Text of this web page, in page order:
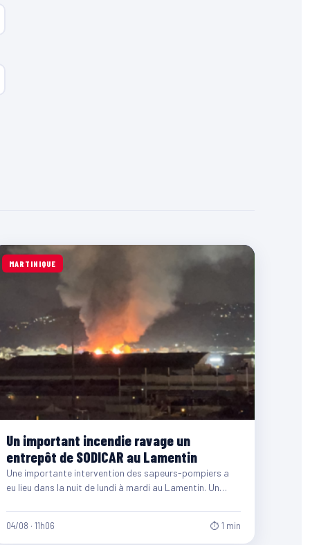
MARTINIQUE
Un important incendie ravage un
entrepôt de SODICAR au Lamentin
Une importante intervention des sapeurs-pompiers a
eu lieu dans la nuit de lundi à mardi au Lamentin. Un…
04/08 · 11h06 ⏱ 1 min